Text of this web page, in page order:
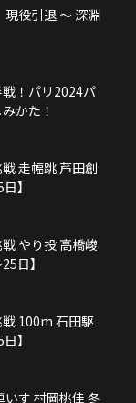
現役引退 ～ 深淵
！パリ2024パ
かた！
走幅跳 芦田創
】
やり投 高橋峻
日】
100m 石田駆
】
いす 村岡桃佳 冬